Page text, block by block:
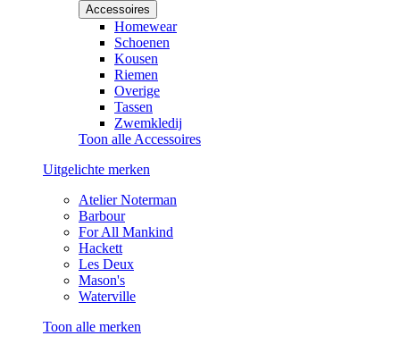
Accessoires
Homewear
Schoenen
Kousen
Riemen
Overige
Tassen
Zwemkledij
Toon alle Accessoires
Uitgelichte merken
Atelier Noterman
Barbour
For All Mankind
Hackett
Les Deux
Mason's
Waterville
Toon alle merken